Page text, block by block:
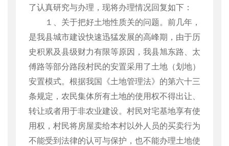
了认真研究与办理，现将办理情况回复如下：
１、关于把好土地性质关的问题。前几年，
是我县城市建设快速迅猛发展的高峰期，由于历
史积累及县级财力有限等原因，我县旭东路、太
傅路等部分路段村民的安置采用了土地（划地）
安置模式。根据我国《土地管理法》的第六十三
条规定，农民集体所有土地的使用权不得出让、
转让或者用于非农业建设。村民对宅基地享有使
用权，村民将房屋卖给本村以外人员的买卖行为
不能受到法律的认可与保护，也不能办理土地使